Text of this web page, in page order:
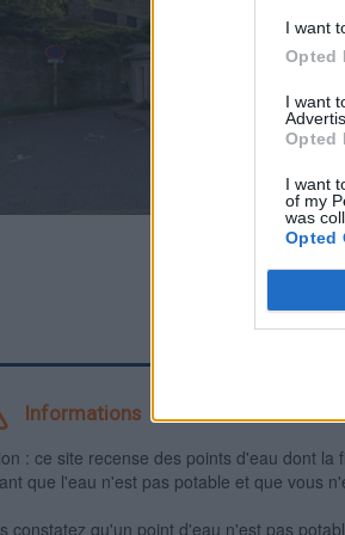
I want
Opted
I want
Opted
I want
of my
was
Opted
Informations
: ce site recense des points d'eau dont
que l'eau n'est pas potable et que vous
constatez qu'un point d'eau n'est pas